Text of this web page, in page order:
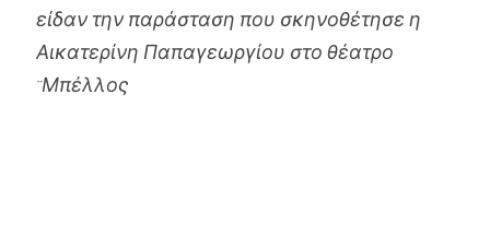
είδαν την παράσταση που σκηνοθέτησε η
Αικατερίνη Παπαγεωργίου στο θέατρο
¨Μπέλλος